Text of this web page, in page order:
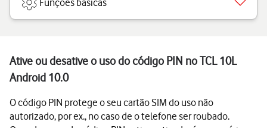
Funções básicas
Ative ou desative o uso do código PIN no TCL 10L
Android 10.0
O código PIN protege o seu cartão SIM do uso não
autorizado, por ex., no caso de o telefone ser roubado.